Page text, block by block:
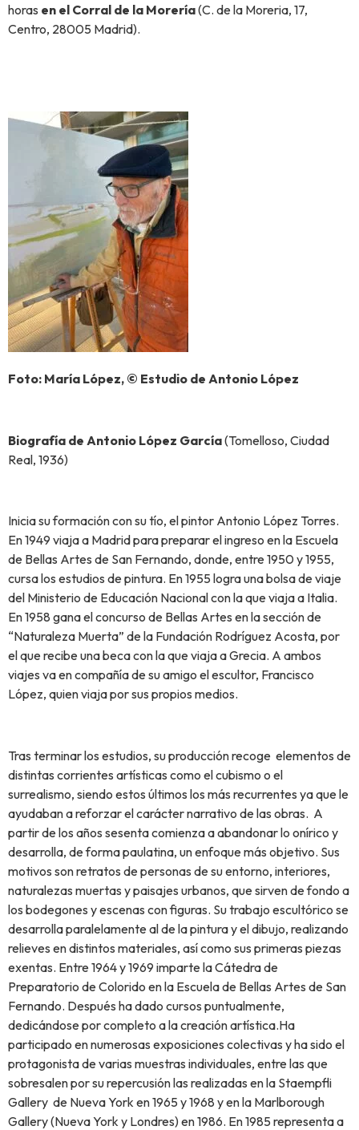
horas en el Corral de la Morería(C. de la Moreria, 17,
Centro, 28005 Madrid).
Foto: María López, © Estudio de Antonio López
Biografía de Antonio López García(Tomelloso, Ciudad
Real, 1936)
Inicia su formación con su tío, el pintor Antonio López Torres.
En 1949 viaja a Madrid para preparar el ingreso en la Escuela
de Bellas Artes de San Fernando, donde, entre 1950 y 1955,
cursa los estudios de pintura. En 1955 logra una bolsa de viaje
del Ministerio de Educación Nacional con la que viaja a Italia.
En 1958 gana el concurso de Bellas Artes en la sección de
“Naturaleza Muerta” de la Fundación Rodríguez Acosta, por
el que recibe una beca con la que viaja a Grecia. A ambos
viajes va en compañía de su amigo el escultor, Francisco
López, quien viaja por sus propios medios.
Tras terminar los estudios, su producción recoge elementos de
distintas corrientes artísticas como el cubismo o el
surrealismo, siendo estos últimos los más recurrentes ya que le
ayudaban a reforzar el carácter narrativo de las obras. A
partir de los años sesenta comienza a abandonar lo onírico y
desarrolla, de forma paulatina, un enfoque más objetivo. Sus
motivos son retratos de personas de su entorno, interiores,
naturalezas muertas y paisajes urbanos, que sirven de fondo a
los bodegones y escenas con figuras. Su trabajo escultórico se
desarrolla paralelamente al de la pintura y el dibujo, realizando
relieves en distintos materiales, así como sus primeras piezas
exentas. Entre 1964 y 1969 imparte la Cátedra de
Preparatorio de Colorido en la Escuela de Bellas Artes de San
Fernando. Después ha dado cursos puntualmente,
dedicándose por completo a la creación artística.Ha
participado en numerosas exposiciones colectivas y ha sido el
protagonista de varias muestras individuales, entre las que
sobresalen por su repercusión las realizadas en la Staempfli
Gallery de Nueva York en 1965 y 1968 y en la Marlborough
Gallery (Nueva York y Londres) en 1986. En 1985 representa a